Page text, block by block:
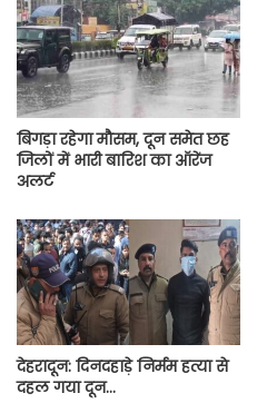
बिगड़ा रहेगा मौसम, दून समेत छह
जिलों में भारी बारिश का ऑरेंज
अलर्ट
देहरादून: दिनदहाड़े निर्मम हत्या से
दहल गया दून…